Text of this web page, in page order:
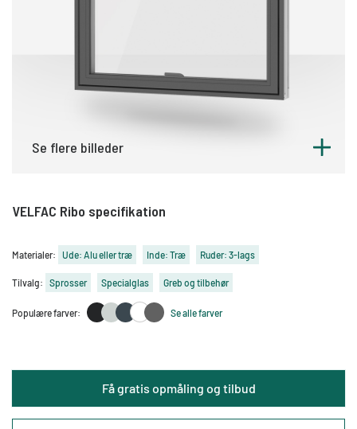
Se flere billeder
VELFAC Ribo specifikation
Materialer: Ude: Alu eller træ Inde: Træ Ruder: 3-lags
Tilvalg: Sprosser Specialglas Greb og tilbehør
Populære farver: Se alle farver
Få gratis opmåling og tilbud